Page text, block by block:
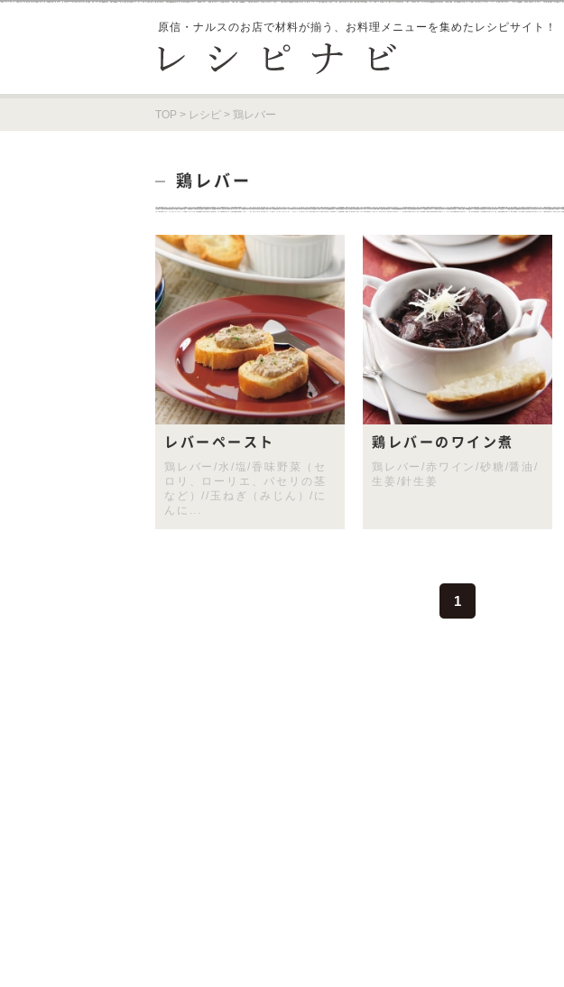
原信・ナルスのお店で材料が揃う、 お料理メニューを集めたレシピサイト！
TOP > レシピ > 鶏レバー
鶏レバー
レバーペースト
鶏レバー/水/塩/香味野菜（セ
ロリ、ローリエ、パセリの茎
など）//玉ねぎ（みじん）/に
んに...
鶏レバーのワイン煮
鶏レバー/赤ワイン/砂糖/醤油/
生姜/針生姜
1